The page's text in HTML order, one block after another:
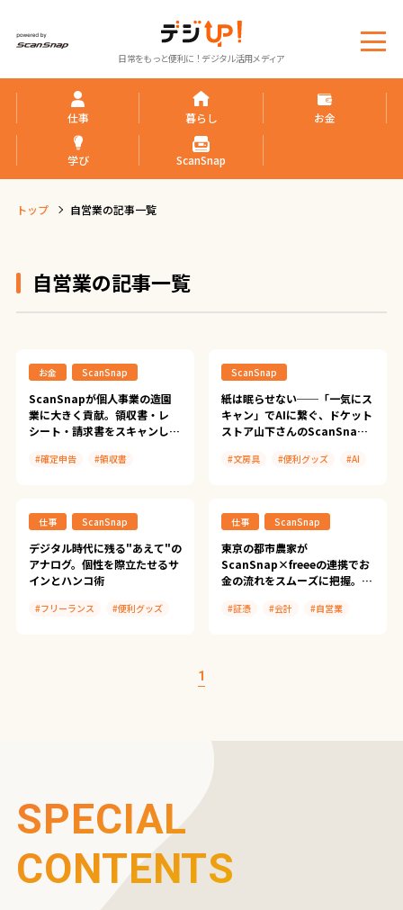
日常をもっと便利に！デジタル活用メディア
メ
ニ
仕事 暮らし お金
学び ScanSnap
トップ 自営業の記事一覧
自営業の記事一覧
お金 ScanSnap
ScanSnapが個人事業の造園
業に大きく貢献。領収書・レ
シート・請求書をスキャンして
記帳を自動化して確定申告を効
可能に！
#確定申告
#領収書
#ScanSnap導入事例
#スマホ会計FinFin
#確定申告FinFin
#請求書FinFin
ScanSnap
紙は眠らせない──「一気にス
キャン」でAIに繋ぐ、ドケット
ストア山下さんのScanSnap
#文房具 #便利グッズ
#AI
#ScanSnap iX110
仕事 ScanSnap
デジタル時代に残る"あえて"の
アナログ。個性を際立たせるサ
インとハンコ術
#フリーランス
#便利グッズ
仕事 ScanSnap
東京の都市農家が
ScanSnap×freeeの連携でお
金の流れをスムーズに把握。
暮らしの安定感がアップ！｜よ
#証憑 #会計
#自営業
1
SPECIAL
CONTENTS